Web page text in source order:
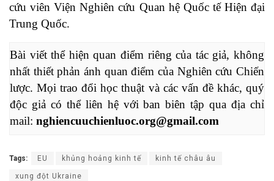
cứu viên Viện Nghiên cứu Quan hệ Quốc tế Hiện đại
Trung Quốc.
Bài viết thể hiện quan điểm riêng của tác giả, không
nhất thiết phản ánh quan điểm của Nghiên cứu Chiến
lược. Mọi trao đổi học thuật và các vấn đề khác, quý
độc giả có thể liên hệ với ban biên tập qua địa chỉ
mail: nghiencuuchienluoc.org@gmail.com
Tags: EU khủng hoảng kinh tế kinh tế châu âu
xung đột Ukraine